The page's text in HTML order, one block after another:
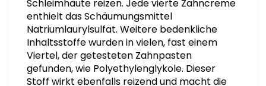
Schleimhäute reizen. Jede vierte Zahncreme
enthielt das Schäumungsmittel
Natriumlaurylsulfat. Weitere bedenkliche
Inhaltsstoffe wurden in vielen, fast einem
Viertel, der getesteten Zahnpasten
gefunden, wie Polyethylenglykole. Dieser
Stoff wirkt ebenfalls reizend und macht die